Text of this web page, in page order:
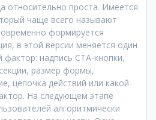
относительно проста. Имеется
чаще всего называют
формируется
в этой версии меняется один
надпись CTA-кнопки,
размер формы,
цепочка действий или какой-
На следующем этапе
алгоритмически